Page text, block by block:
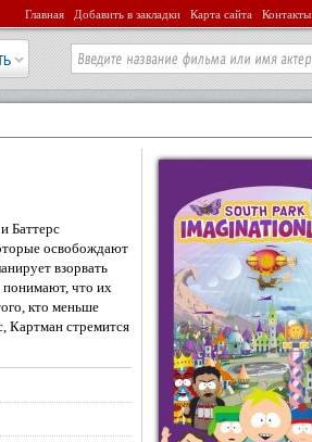
Главная Добавить в закладки Карта сайта Контакты
Баттерс
освобождают
взорвать
что их
кто меньше
Картман стремится